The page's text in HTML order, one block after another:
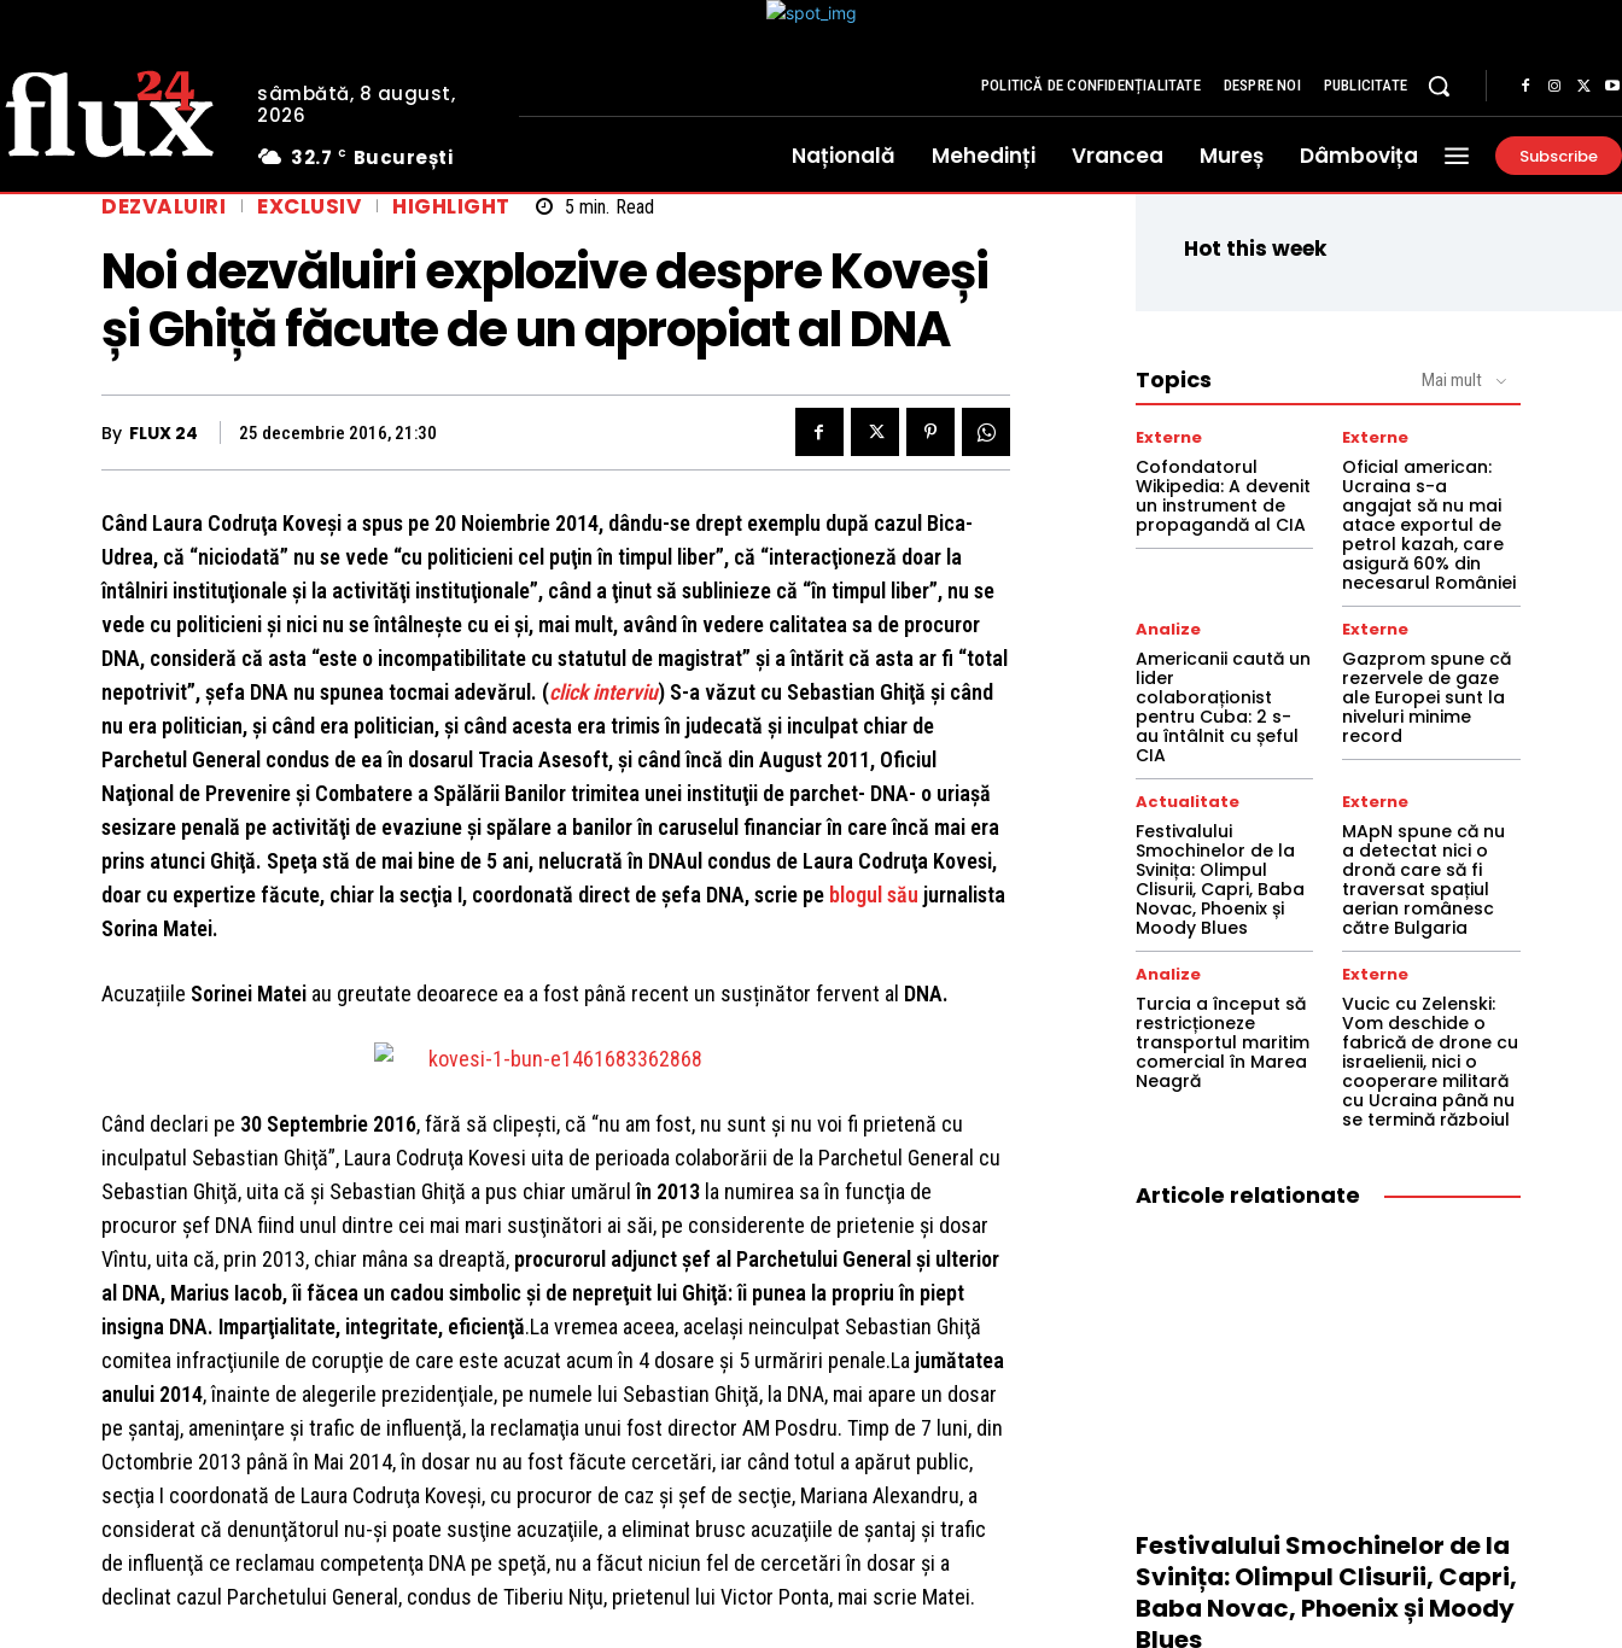
sâmbătă, 8 august,
2026
32.7 C București
POLITICĂ DE CONFIDENȚIALITATE DESPRE NOI PUBLICITATE
Națională Mehedinți Vrancea Mureș Dâmbovița Subscribe
DEZVALUIRI EXCLUSIV HIGHLIGHT 5 min. Read
Noi dezvăluiri explozive despre Koveși
și Ghiță făcute de un apropiat al DNA
By FLUX 24 25 decembrie 2016, 21:30
Când Laura Codruţa Koveşi a spus pe 20 Noiembrie 2014, dându-se drept exemplu după cazul Bica-
Udrea, că “niciodată” nu se vede “cu politicieni cel puţin în timpul liber”, că “interacţioneză doar la
întâlniri instituţionale şi la activităţi instituţionale”, când a ţinut să sublinieze că “în timpul liber”, nu se
vede cu politicieni şi nici nu se întâlneşte cu ei şi, mai mult, având în vedere calitatea sa de procuror
DNA, consideră că asta “este o incompatibilitate cu statutul de magistrat” şi a întărit că asta ar fi “total
nepotrivit”, şefa DNA nu spunea tocmai adevărul. (click interviu) S-a văzut cu Sebastian Ghiţă şi când
nu era politician, şi când era politician, şi când acesta era trimis în judecată şi inculpat chiar de
Parchetul General condus de ea în dosarul Tracia Asesoft, şi când încă din August 2011, Oficiul
Naţional de Prevenire şi Combatere a Spălării Banilor trimitea unei instituţii de parchet- DNA- o uriaşă
sesizare penală pe activităţi de evaziune şi spălare a banilor în caruselul financiar în care încă mai era
prins atunci Ghiţă. Speţa stă de mai bine de 5 ani, nelucrată în DNAul condus de Laura Codruţa Kovesi,
doar cu expertize făcute, chiar la secţia I, coordonată direct de şefa DNA, scrie pe blogul său jurnalista
Sorina Matei.
Acuzațiile Sorinei Matei au greutate deoarece ea a fost până recent un susținător fervent al DNA.
Când declari pe 30 Septembrie 2016, fără să clipeşti, că “nu am fost, nu sunt şi nu voi fi prietenă cu
inculpatul Sebastian Ghiţă”, Laura Codruţa Kovesi uita de perioada colaborării de la Parchetul General cu
Sebastian Ghiţă, uita că şi Sebastian Ghiţă a pus chiar umărulîn 2013 la numirea sa în funcţia de
procuror şef DNA fiind unul dintre cei mai mari susţinători ai săi, pe considerente de prietenie şi dosar
Vîntu, uita că, prin 2013, chiar mâna sa dreaptă, procurorul adjunct şef al Parchetului General şi ulterior
al DNA, Marius Iacob, îi făcea un cadou simbolic şi de nepreţuit lui Ghiţă: îi punea la propriu în piept
insigna DNA. Imparţialitate, integritate, eficienţă.La vremea aceea, acelaşi neinculpat Sebastian Ghiţă
comitea infracţiunile de corupţie de care este acuzat acum în 4 dosare şi 5 urmăriri penale.La jumătatea
anului 2014, înainte de alegerile prezidenţiale, pe numele lui Sebastian Ghiţă, la DNA, mai apare un dosar
pe şantaj, ameninţare şi trafic de influenţă, la reclamaţia unui fost director AM Posdru. Timp de 7 luni, din
Octombrie 2013 până în Mai 2014, în dosar nu au fost făcute cercetări, iar când totul a apărut public,
secţia I coordonată de Laura Codruţa Koveşi, cu procuror de caz şi şef de secţie, Mariana Alexandru, a
considerat că denunţătorul nu-şi poate susţine acuzaţiile, a eliminat brusc acuzaţiile de şantaj şi trafic
de influenţă ce reclamau competenţa DNA pe speţă, nu a făcut niciun fel de cercetări în dosar şi a
declinat cazul Parchetului General, condus de Tiberiu Niţu, prietenul lui Victor Ponta, mai scrie Matei.
Hot this week
Topics Mai mult
Externe
Cofondatorul
Wikipedia: A devenit
un instrument de
propagandă al CIA
Externe
Oficial american:
Ucraina s-a
angajat să nu mai
atace exportul de
petrol kazah, care
asigură 60% din
necesarul României
Analize
Americanii caută un
lider
colaboraționist
pentru Cuba: 2 s-
au întâlnit cu șeful
CIA
Externe
Gazprom spune că
rezervele de gaze
ale Europei sunt la
niveluri minime
record
Actualitate
Festivalului
Smochinelor de la
Svinița: Olimpul
Clisurii, Capri, Baba
Novac, Phoenix și
Moody Blues
Externe
MApN spune că nu
a detectat nici o
dronă care să fi
traversat spațiul
aerian românesc
către Bulgaria
Analize
Turcia a început să
restricționeze
transportul maritim
comercial în Marea
Neagră
Externe
Vucic cu Zelenski:
Vom deschide o
fabrică de drone cu
israelienii, nici o
cooperare militară
cu Ucraina până nu
se termină războiul
Articole relationate
Festivalului Smochinelor de la
Svinița: Olimpul Clisurii, Capri,
Baba Novac, Phoenix și Moody
Blues